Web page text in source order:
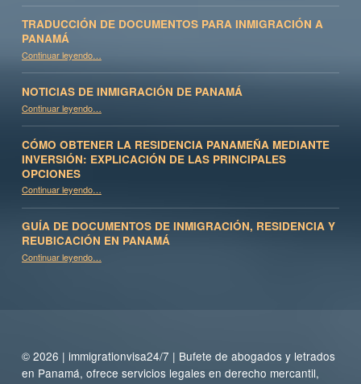
TRADUCCIÓN DE DOCUMENTOS PARA INMIGRACIÓN A
PANAMÁ
Continuar leyendo“Traducción de documentos para inmigración a Panamá”
…
NOTICIAS DE INMIGRACIÓN DE PANAMÁ
Continuar leyendo…
CÓMO OBTENER LA RESIDENCIA PANAMEÑA MEDIANTE
INVERSIÓN: EXPLICACIÓN DE LAS PRINCIPALES
OPCIONES
Continuar leyendo“Cómo obtener la residencia panameña mediante inversión: Explicación de las principales opciones”
…
GUÍA DE DOCUMENTOS DE INMIGRACIÓN, RESIDENCIA Y
REUBICACIÓN EN PANAMÁ
Continuar leyendo“Guía de documentos de inmigración, residencia y reubicación en Panamá”
…
© 2026 | immigrationvisa24/7 | Bufete de abogados y letrados
en Panamá, ofrece servicios legales en derecho mercantil,